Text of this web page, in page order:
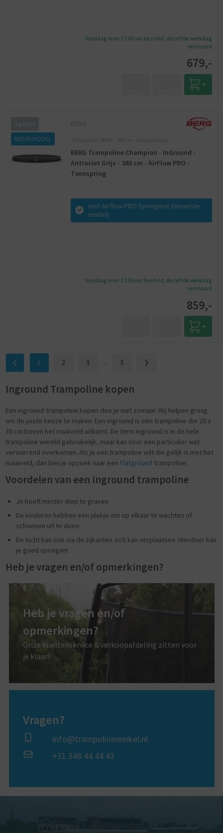
Vandaag voor 17:00 uur besteld, dezelfde werkdag
verstuurd
679,-
NIEUW MODEL
BERG
Trampoline - BERG - 380 cm - Antraciet Grijs
BERG Trampoline Champion - InGround -
Antraciet Grijs - 380 cm - AirFlow PRO -
Twinspring
met Airflow PRO Springmat (nieuwste
model)
Vandaag voor 17:00 uur besteld, dezelfde werkdag
verstuurd
859,-
1 2 3 ... 5
Inground Trampoline kopen
Een inground trampoline kopen doe je niet zomaar. Wij helpen graag
om de juiste keuze te maken. Een inground is een trampoline die 20 a
30 cm boven het maaiveld uitkomt. De term inground is in de hele
trampoline wereld gebruikelijk, maar kan voor een particulier wat
verwarrend overkomen. Als je een trampoline wilt die gelijk is met het
maaiveld, dan ben je opzoek naar een Flatground trampoline.
Voordelen van een inground trampoline
Je hoeft minder diep te graven
De kinderen hebben een plekje om op elkaar te wachten of
schoenen uit te doen
De lucht kan ook via de zijkanten zich kan verplaatsen. Hierdoor kan
je goed springen!
Heb je vragen en/of opmerkingen?
Heb je vragen en/of
opmerkingen?
Onze klantenservice & verkoopafdeling zitten voor
je klaar!
Vragen?
info@trampolinewinkel.nl
+31 348 44 44 43